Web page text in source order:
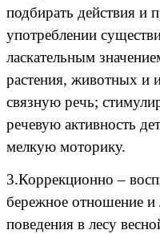
подбирать действия и
употреблении
ласкательным
растения, животных и
связную речь;
речевую активность
мелкую моторику.
3.Коррекционно –
бережное отношение и
поведения в лесу